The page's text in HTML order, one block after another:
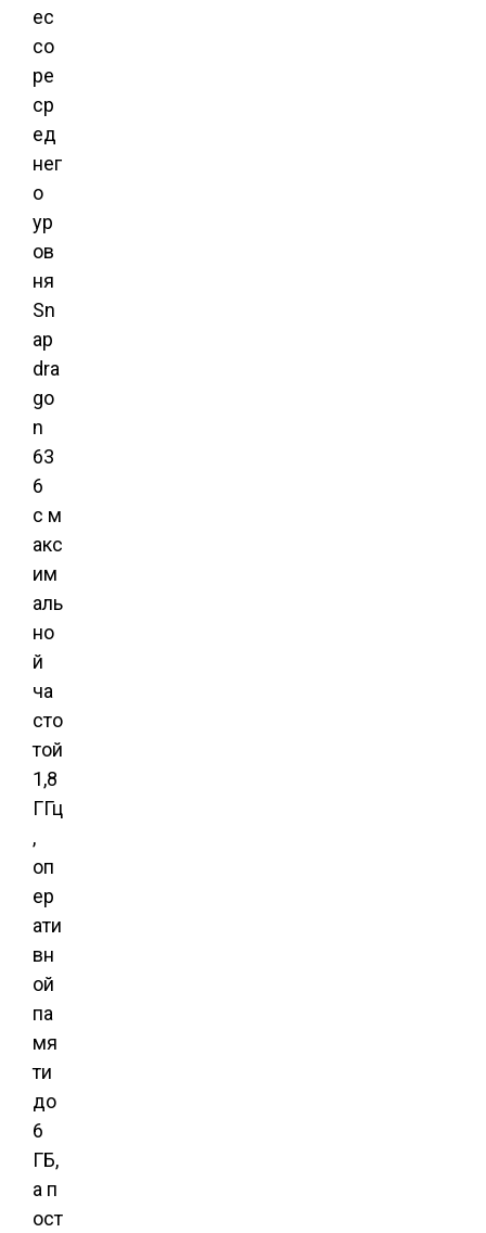
ес
со
ре
ср
ед
нег
о
ур
ов
ня
Sn
ap
dra
go
n
63
6
с м
акс
им
аль
но
й
ча
сто
той
1,8
ГГц
,
оп
ер
ати
вн
ой
па
мя
ти
до
6
ГБ,
а п
ост